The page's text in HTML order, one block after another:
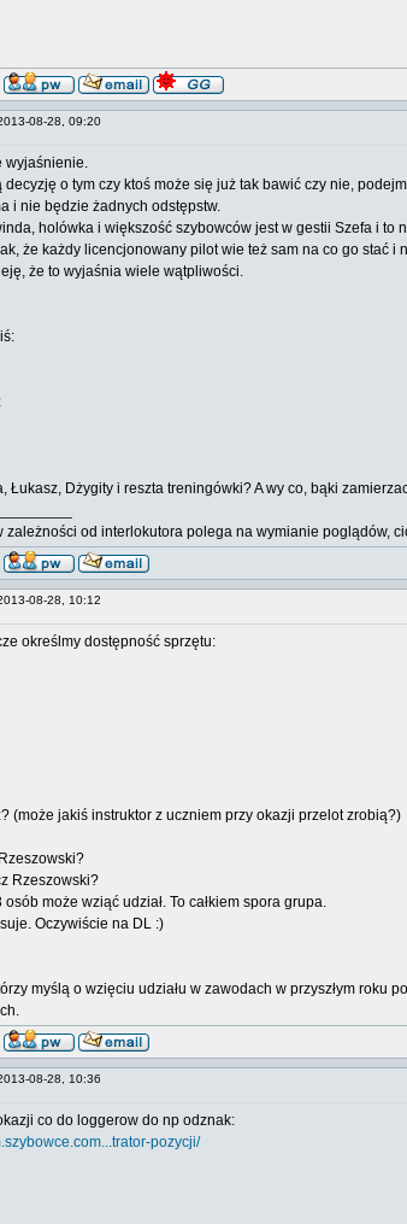
08-28, 09:20
wyjaśnienie.
decyzję o tym czy ktoś może się już tak bawić czy nie,
i nie będzie żadnych odstępstw.
holówka i większość szybowców jest w gestii Szefa i
że każdy licencjonowany pilot wie też sam na co go stać
że to wyjaśnia wiele wątpliwości.
Łukasz, Dżygity i reszta treningówki? A wy co, bąki
zależności od interlokutora polega na wymianie poglądów,
08-28, 10:12
określmy dostępność sprzętu:
(może jakiś instruktor z uczniem przy okazji przelot zrobią?)
Rzeszowski?
osób może wziąć udział. To całkiem spora grupa.
Oczywiście na DL :)
myślą o wzięciu udziału w zawodach w przyszłym
08-28, 10:36
co do loggerow do np odznak:
pozycji/